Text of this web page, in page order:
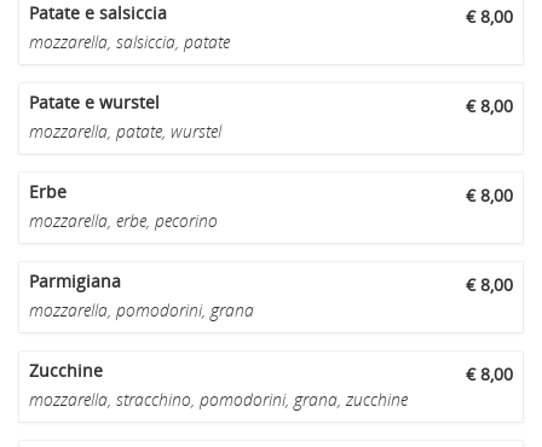
Patate e salsiccia
€ 8,00
mozzarella, salsiccia, patate
Patate e wurstel
€ 8,00
mozzarella, patate, wurstel
Erbe
€ 8,00
mozzarella, erbe, pecorino
Parmigiana
€ 8,00
mozzarella, pomodorini, grana
Zucchine
€ 8,00
mozzarella, stracchino, pomodorini, grana, zucchine